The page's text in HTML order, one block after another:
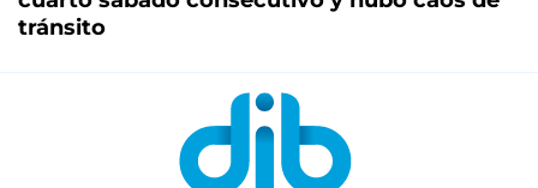
tránsito